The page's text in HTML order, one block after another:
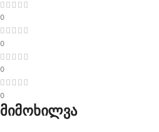
0
0
0
0
მიმოხილვა